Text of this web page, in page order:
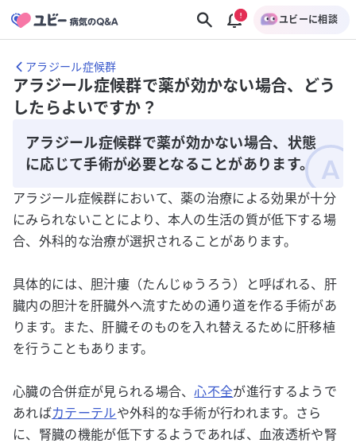
ユビーに相談
アラジール症候群
アラジール症候群で薬が効かない場合、どう
したらよいですか？
アラジール症候群で薬が効かない場合、状態
に応じて手術が必要となることがあります。
アラジール症候群において、薬の治療による効果が十分
にみられないことにより、本人の生活の質が低下する場
合、外科的な治療が選択されることがあります。
具体的には、胆汁瘻（たんじゅうろう）と呼ばれる、肝
臓内の胆汁を肝臓外へ流すための通り道を作る手術があ
ります。また、肝臓そのものを入れ替えるために肝移植
を行うこともあります。
心臓の合併症が見られる場合、心不全が進行するようで
あればカテーテルや外科的な手術が行われます。さら
に、腎臓の機能が低下するようであれば、血液透析や腎